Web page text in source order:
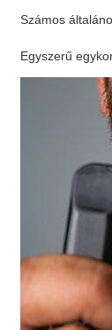
Számos
Egyszerű